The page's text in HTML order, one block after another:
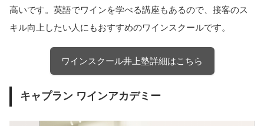
高いです。英語でワインを学べる講座もあるので、接客のス
キル向上したい人にもおすすめのワインスクールです。
ワインスクール井上塾詳細はこちら
キャプラン ワインアカデミー